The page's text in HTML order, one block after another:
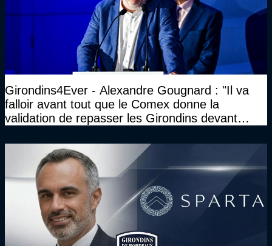
Girondins4Ever - Alexandre Gougnard : "Il va
falloir avant tout que le Comex donne la
validation de repasser les Girondins devant